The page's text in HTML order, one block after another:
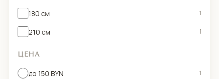
180 см 1
210 см 1
ЦЕНА
до 150 BYN 1